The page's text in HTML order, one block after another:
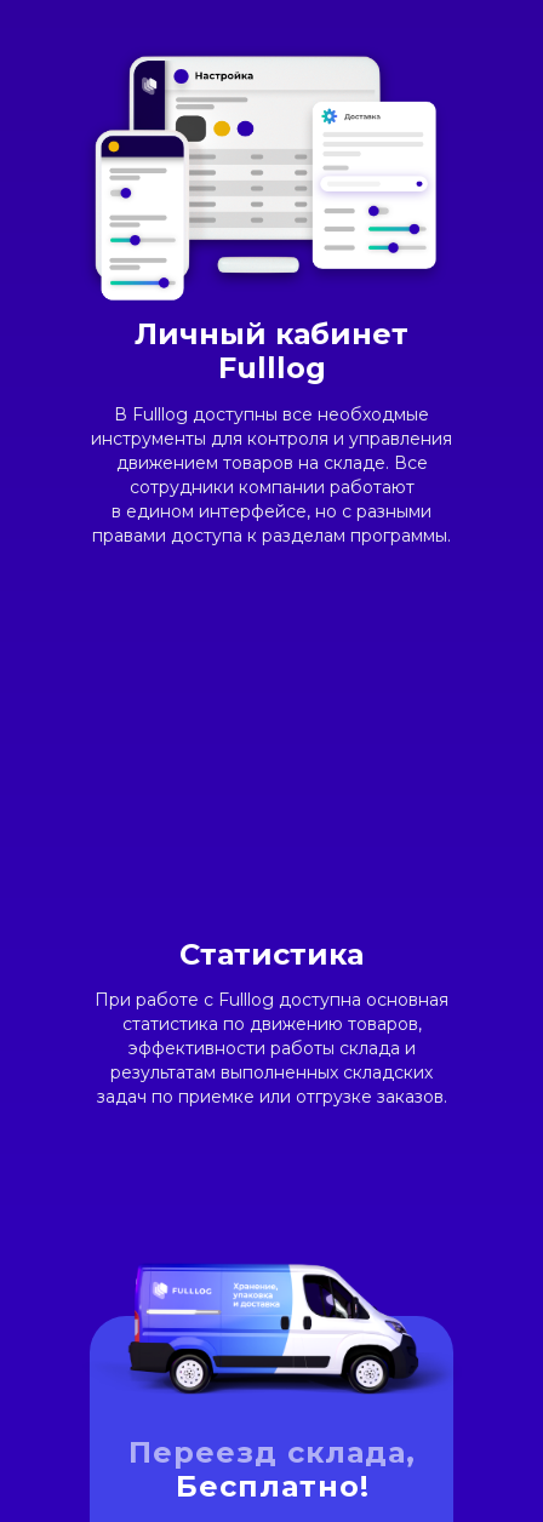
При работе с Fulllog доступна основная
статистика по движению товаров,
эффективности работы склада и
результатам выполненных складских
задач по приемке или отгрузке заказов.
Статистика
В Fulllog доступны все необходмые
инструменты для контроля и управления
движением товаров на складе. Все
сотрудники компании работают
в едином интерфейсе, но с разными
правами доступа к разделам программы.
Личный кабинет
Fulllog
Переезд склада,
Бесплатно!